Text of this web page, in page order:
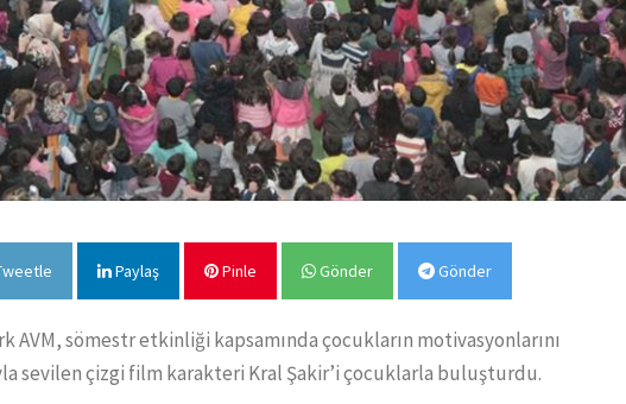
Paylaş Pinle Gönder Gönder
AVM, sömestr etkinliği kapsamında çocukların motivasyonlarını
sevilen çizgi film karakteri Kral Şakir’i çocuklarla buluşturdu.